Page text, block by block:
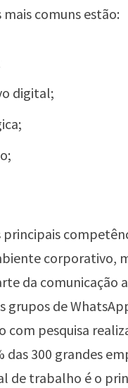
comuns estão:
digital;
corporativo,
da comunicação
grupos de
com pesquisa
das 300 grandes
de trabalho é o